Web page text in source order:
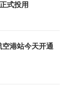
式投用
港站今天开通